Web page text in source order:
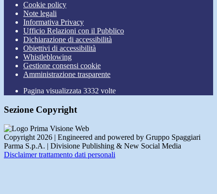
Cookie policy
Note legali
Informativa Privacy
Ufficio Relazioni con il Pubblico
Dichiarazione di accessibilità
Obiettivi di accessibilità
Whistleblowing
Gestione consensi cookie
Amministrazione trasparente
Pagina visualizzata 3332 volte
Sezione Copyright
Copyright 2026 | Engineered and powered by Gruppo Spaggiari
Parma S.p.A. | Divisione Publishing & New Social Media
Disclaimer trattamento dati personali